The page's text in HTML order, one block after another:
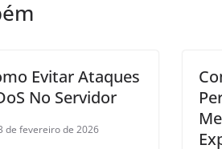
Evitar Ataques
No Servidor
de fevereiro de 2026